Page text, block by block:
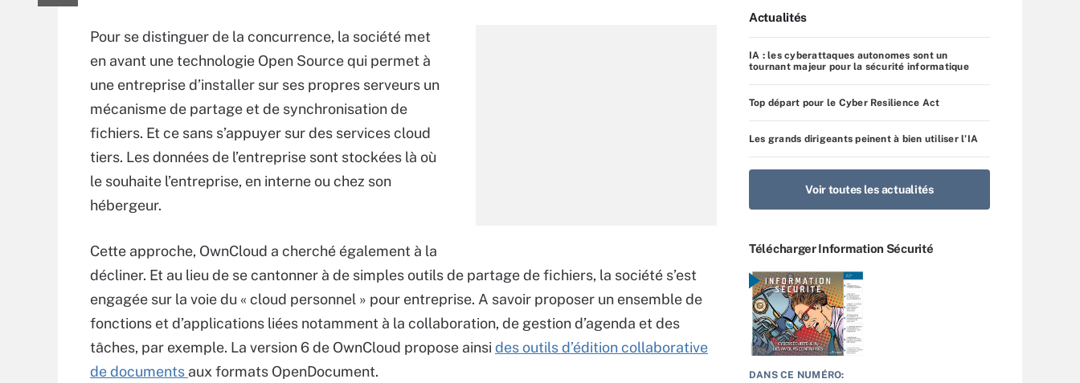
Pour se distinguer de la concurrence, la société met
en avant une technologie Open Source qui permet à
une entreprise d’installer sur ses propres serveurs un
mécanisme de partage et de synchronisation de
fichiers. Et ce sans s’appuyer sur des services cloud
tiers. Les données de l’entreprise sont stockées là où
le souhaite l’entreprise, en interne ou chez son
hébergeur.
Cette approche, OwnCloud a cherché également à la
décliner. Et au lieu de se cantonner à de simples outils de partage de fichiers, la société s’est
engagée sur la voie du « cloud personnel » pour entreprise. A savoir proposer un ensemble de
fonctions et d’applications liées notamment à la collaboration, de gestion d’agenda et des
tâches, par exemple. La version 6 de OwnCloud propose ainsi des outils d’édition collaborative
de documents aux formats OpenDocument.
Actualités
IA : les cyberattaques autonomes sont un
tournant majeur pour la sécurité informatique
Top départ pour le Cyber Resilience Act
Les grands dirigeants peinent à bien utiliser l’IA
Voir toutes les actualités
Télécharger Information Sécurité
DANS CE NUMÉRO: